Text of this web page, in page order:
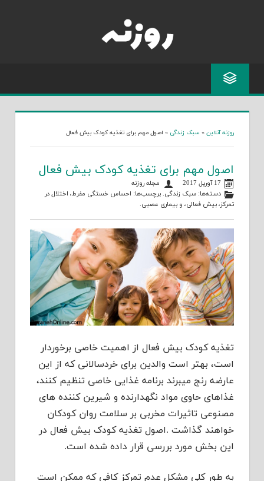
روزنه آنلاین » سبک زندگی » اصول مهم برای تغذیه کودک بیش فعال
اصول مهم برای تغذیه کودک بیش فعال
17 آوریل 2017
مجله روزنه
دسته‌ها:سبک زندگی. برچسب‌ها: احساس خستگی مفرط، اختلال در
تمرکز، بیش فعالی، و بیماری عصبی.
تغذیه کودک بیش فعال از اهمیت خاصی برخوردار
است، بهتر است والدین برای خردسالانی که از این
عارضه رنج میبرند برنامه غذایی خاصی تنظیم کنند،
غذاهای حاوی مواد نگهدارنده و شیرین کننده های
مصنوعی تاثیرات مخربی بر سلامت روان کودکان
خواهند گذاشت .اصول تغذیه کودک بیش فعال در
این بخش مورد بررسی قرار داده شده است.
به طور کلی مشکل عدم تمرکز کافی که ممکن است